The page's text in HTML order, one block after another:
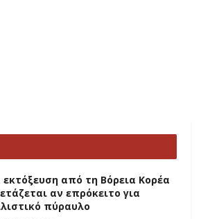
εκτόξευση από τη Βόρεια Κορέα
αν επρόκειτο για
πύραυλο